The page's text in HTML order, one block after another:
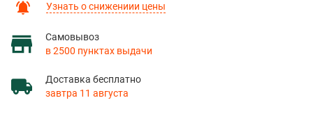
Узнать о снижениии цены
Самовывоз
в 2500 пунктах выдачи
Доставка бесплатно
завтра 11 августа